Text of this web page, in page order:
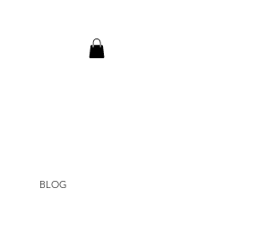
BLOG